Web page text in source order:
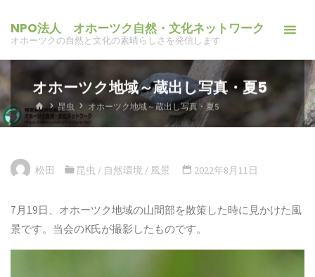
ン
ツ
へ
ス
NPO法人 オホーツク自然・文化ネットワーク
オホーツクの自然と文化の素晴らしさを発信します
オホーツク地域～蔵出し写真・夏5
ホ
ー
ム
昆虫 オホーツク地域～蔵出し写真・夏5
松田 昆虫 / 自然環境 / 風景 2022年8月11日
7月19日、オホーツク地域の山間部を散策した時に見かけた風
景です。当会のK氏が撮影したものです。